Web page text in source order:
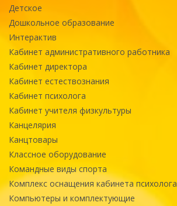
Детское
Дошкольное образование
Интерактив
Кабинет административного работника
Кабинет директора
Кабинет естествознания
Кабинет психолога
Кабинет учителя физкультуры
Канцелярия
Канцтовары
Классное оборудование
Командные виды спорта
Комплекс оснащения кабинета психолога
Компьютеры и комплектующие